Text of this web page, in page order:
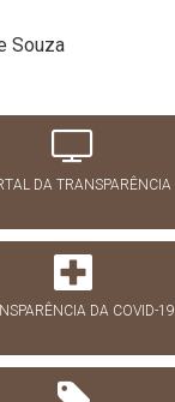
Souza
DA TRANSPARÊNCIA
DA COVID-19